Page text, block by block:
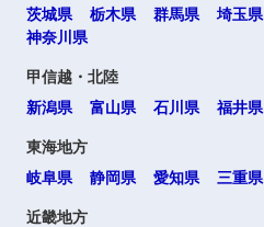
茨城県
栃木県 群馬県 埼玉県
神奈川県
甲信越・北陸
新潟県
富山県 石川県 福井県
東海地方
岐阜県
静岡県 愛知県 三重県
近畿地方